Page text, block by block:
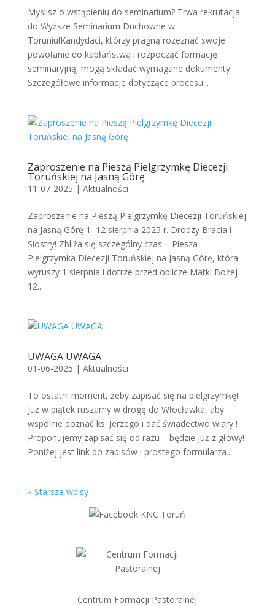
Myślisz o wstąpieniu do seminarium? Trwa rekrutacja
do Wyższe Seminarium Duchowne w
Toruniu!Kandydaci, którzy pragną rozeznać swoje
powołanie do kapłaństwa i rozpocząć formację
seminaryjną, mogą składać wymagane dokumenty.
Szczegółowe informacje dotyczące procesu...
Zaproszenie na Pieszą Pielgrzymkę Diecezji
Toruńskiej na Jasną Górę
11-07-2025 | Aktualności
Zaproszenie na Pieszą Pielgrzymkę Diecezji Toruńskiej
na Jasną Górę 1–12 sierpnia 2025 r. Drodzy Bracia i
Siostry! Zbliża się szczególny czas – Piesza
Pielgrzymka Diecezji Toruńskiej na Jasną Górę, która
wyruszy 1 sierpnia i dotrze przed oblicze Matki Bożej
12...
UWAGA UWAGA
01-06-2025 | Aktualności
To ostatni moment, żeby zapisać się na pielgrzymkę!
Już w piątek ruszamy w drogę do Włocławka, aby
wspólnie poznać ks. Jerzego i dać świadectwo wiary !
Proponujemy zapisać się od razu – będzie już z głowy!
Poniżej jest link do zapisów i prostego formularza...
« Starsze wpisy
Centrum Formacji Pastoralnej